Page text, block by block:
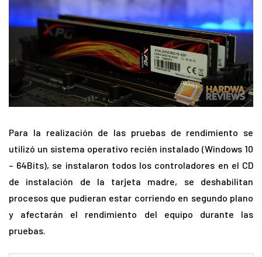
Para la realización de las pruebas de rendimiento se
utilizó un sistema operativo recién instalado (Windows 10
– 64Bits), se instalaron todos los controladores en el CD
de instalación de la tarjeta madre, se deshabilitan
procesos que pudieran estar corriendo en segundo plano
y afectarán el rendimiento del equipo durante las
pruebas.